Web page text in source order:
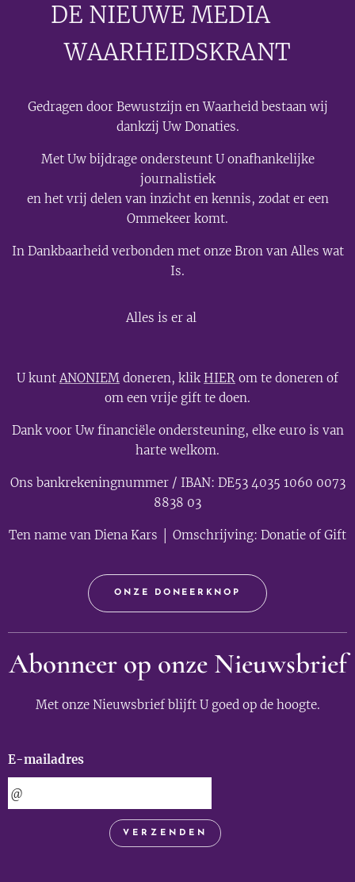
DE NIEUWE MEDIA🟣
WAARHEIDSKRANT
Gedragen door Bewustzijn en Waarheid bestaan wij
dankzij Uw Donaties.
Met Uw bijdrage ondersteunt U onafhankelijke
journalistiek
en het vrij delen van inzicht en kennis, zodat er een
Ommekeer komt.
In Dankbaarheid verbonden met onze Bron van Alles wat
Is.
Alles is er al
U kuntANONIEM doneren, klikHIER om te doneren of
om een vrije gift te doen.
Dank voor Uw financiële ondersteuning, elke euro is van
harte welkom.
Ons bankrekeningnummer / IBAN: DE53 4035 1060 0073
8838 03
Ten name van Diena Kars │ Omschrijving: Donatie of Gift
ONZE DONEERKNOP
Abonneer op onze Nieuwsbrief
Met onze Nieuwsbrief blijft U goed op de hoogte.
E-mailadres
VERZENDEN